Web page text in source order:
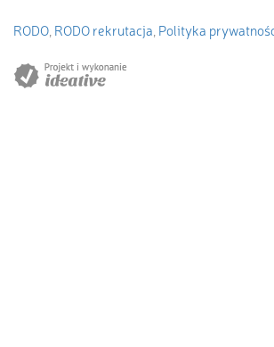
RODO,RODO rekrutacja,Polityka